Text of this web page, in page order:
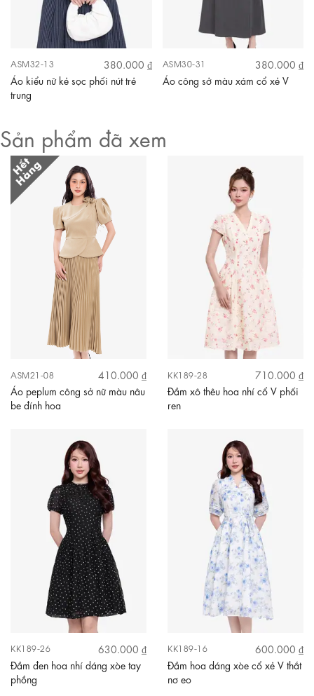
ASM32-13
380.000 ₫
Áo kiểu nữ kẻ sọc phối nút trẻ
trung
ASM30-31
380.000 ₫
Áo công sở màu xám cổ xẻ V
Sản phẩm đã xem
ASM21-08
410.000 ₫
Áo peplum công sở nữ màu nâu
be đính hoa
KK189-28
710.000 ₫
Đầm xô thêu hoa nhí cổ V phối
ren
KK189-26
630.000 ₫
Đầm đen hoa nhí dáng xòe tay
phồng
KK189-16
600.000 ₫
Đầm hoa dáng xòe cổ xẻ V thắt
nơ eo